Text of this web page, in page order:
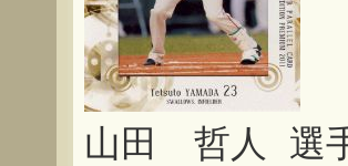
山田 哲人 選